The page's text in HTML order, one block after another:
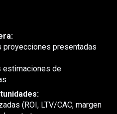
proyecciones presentadas
estimaciones de
(ROI, LTV/CAC, margen